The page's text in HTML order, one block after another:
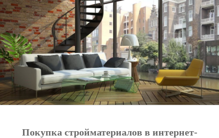
Покупка стройматериалов в интернет-